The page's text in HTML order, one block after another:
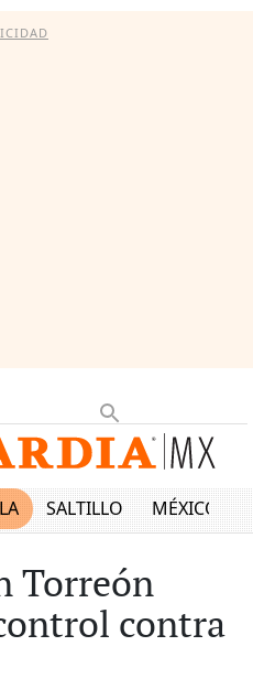
SALTILLO MÉXICO
Torreón
contra